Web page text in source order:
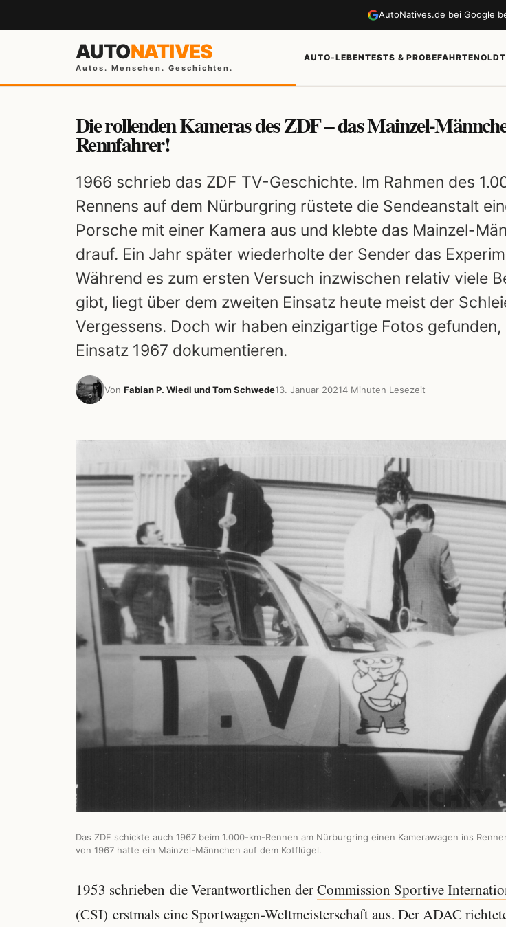
AutoNatives.de bei Google
AUTONATIVES
Autos. Menschen. Geschichten.
AUTO-LEBENTESTS & PROBEFAHRTEN
Die rollenden Kameras des ZDF – das Mainzel-
Rennfahrer!
1966 schrieb das ZDF TV-Geschichte. Im Rahmen des
Rennens auf dem Nürburgring rüstete die Sendeanstalt
Porsche mit einer Kamera aus und klebte das Mainzel-
drauf. Ein Jahr später wiederholte der Sender das
Während es zum ersten Versuch inzwischen relativ viele
gibt, liegt über dem zweiten Einsatz heute meist der
Vergessens. Doch wir haben einzigartige Fotos gefunden,
Einsatz 1967 dokumentieren.
Von Fabian P. Wiedl und Tom Schwede13. Januar 20214 Minuten Lesezeit
Das ZDF schickte auch 1967 beim 1.000-km-Rennen am Nürburgring einen Kamerawagen ins
von 1967 hatte ein Mainzel-Männchen auf dem Kotflügel.
1953 schrieben die Verantwortlichen derCommission Sportive
(CSI) erstmals eine Sportwagen-Weltmeisterschaft aus. Der ADAC